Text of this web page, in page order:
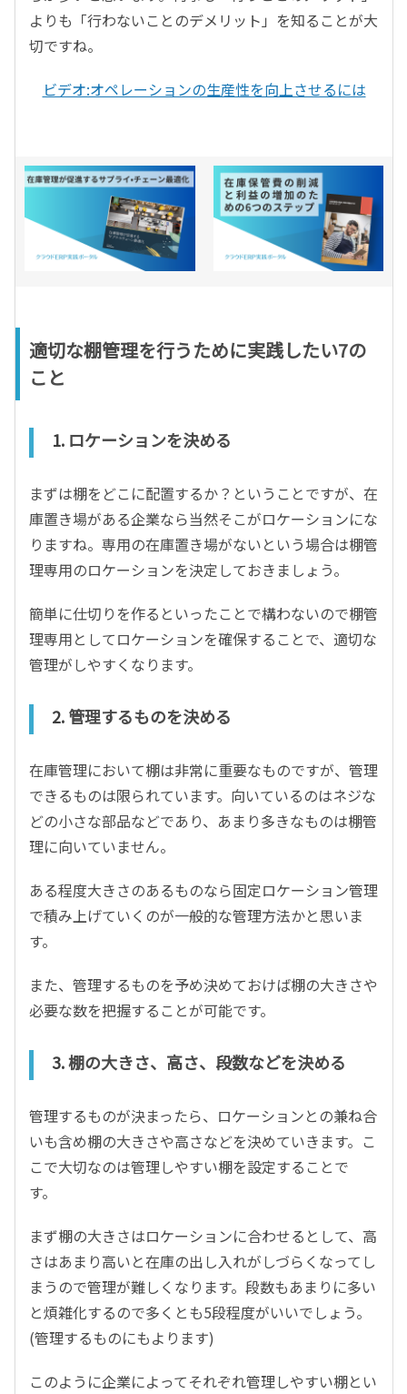
よりも「行わないことのデメリット」を知ることが大
切ですね。
ビデオ:オペレーションの生産性を向上させるには
適切な棚管理を行うために実践したい7の
こと
1. ロケーションを決める
まずは棚をどこに配置するか？ということですが、在
庫置き場がある企業なら当然そこがロケーションにな
りますね。専用の在庫置き場がないという場合は棚管
理専用のロケーションを決定しておきましょう。
簡単に仕切りを作るといったことで構わないので棚管
理専用としてロケーションを確保することで、適切な
管理がしやすくなります。
2.管理するものを決める
在庫管理において棚は非常に重要なものですが、管理
できるものは限られています。向いているのはネジな
どの小さな部品などであり、あまり多きなものは棚管
理に向いていません。
ある程度大きさのあるものなら固定ロケーション管理
で積み上げていくのが一般的な管理方法かと思いま
す。
また、管理するものを予め決めておけば棚の大きさや
必要な数を把握することが可能です。
3.棚の大きさ、高さ、段数などを決める
管理するものが決まったら、ロケーションとの兼ね合
いも含め棚の大きさや高さなどを決めていきます。こ
こで大切なのは管理しやすい棚を設定することで
す。
まず棚の大きさはロケーションに合わせるとして、高
さはあまり高いと在庫の出し入れがしづらくなってし
まうので管理が難しくなります。段数もあまりに多い
と煩雑化するので多くとも5段程度がいいでしょう。
(管理するものにもよります)
このように企業によってそれぞれ管理しやすい棚とい